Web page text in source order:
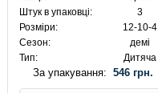
Штук в упаковці:
3
Розміри:
12-10-4
Сезон:
демі
Тип:
Дитяча
За упакування:546 грн.